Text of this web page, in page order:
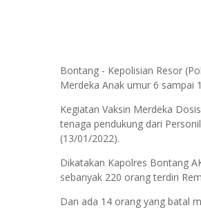
Bontang - Kepolisian Resor
Merdeka Anak umur 6 sampai
Kegiatan Vaksin Merdeka
tenaga pendukung dari
(13/01/2022).
Dikatakan Kapolres Bontang
sebanyak 220 orang terdiri
Dan ada 14 orang yang batal